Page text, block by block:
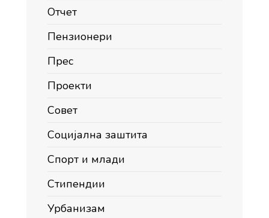
Отчет
Пензионери
Прес
Проекти
Совет
Социјална заштита
Спорт и млади
Стипендии
Урбанизам